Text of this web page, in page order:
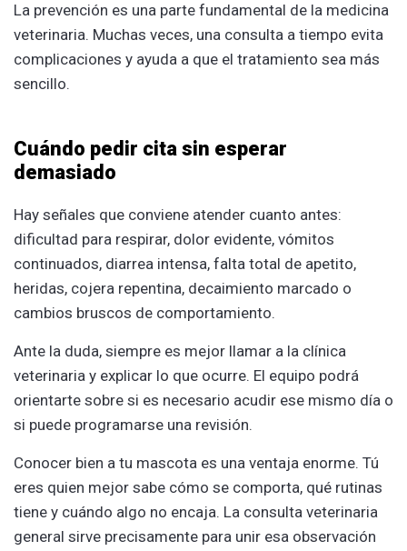
La prevención es una parte fundamental de la medicina
veterinaria. Muchas veces, una consulta a tiempo evita
complicaciones y ayuda a que el tratamiento sea más
sencillo.
Cuándo pedir cita sin esperar
demasiado
Hay señales que conviene atender cuanto antes:
dificultad para respirar, dolor evidente, vómitos
continuados, diarrea intensa, falta total de apetito,
heridas, cojera repentina, decaimiento marcado o
cambios bruscos de comportamiento.
Ante la duda, siempre es mejor llamar a la clínica
veterinaria y explicar lo que ocurre. El equipo podrá
orientarte sobre si es necesario acudir ese mismo día o
si puede programarse una revisión.
Conocer bien a tu mascota es una ventaja enorme. Tú
eres quien mejor sabe cómo se comporta, qué rutinas
tiene y cuándo algo no encaja. La consulta veterinaria
general sirve precisamente para unir esa observación